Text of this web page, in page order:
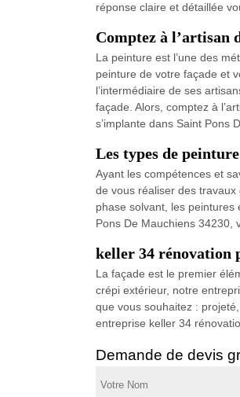
réponse claire et détaillée
Comptez à l’artisan
La peinture est l’une des
peinture de votre façade et
l’intermédiaire de ses
façade. Alors, comptez à
s’implante dans Saint Pons
Les types de
Ayant les compétences et
de vous réaliser des
phase solvant, les
Pons De Mauchiens 34230,
keller 34 rénovation
La façade est le premier
crépi extérieur, notre
que vous souhaitez :
entreprise keller 34
Demande de devis